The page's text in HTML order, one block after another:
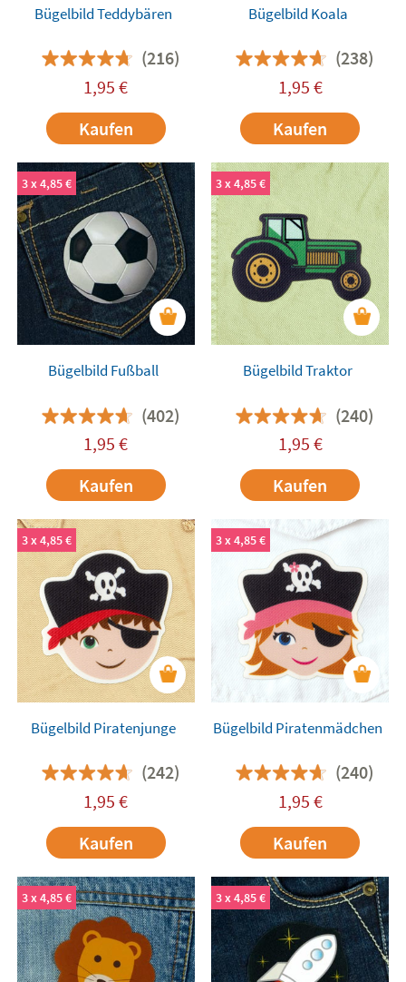
Bügelbild Teddybären
(216)
1,95 €
Kaufen
Bügelbild Koala
(238)
1,95 €
Kaufen
3 x 4,85 €
Bügelbild Fußball
(402)
1,95 €
Kaufen
3 x 4,85 €
Bügelbild Traktor
(240)
1,95 €
Kaufen
3 x 4,85 €
Bügelbild Piratenjunge
(242)
1,95 €
Kaufen
3 x 4,85 €
Bügelbild Piratenmädchen
(240)
1,95 €
Kaufen
3 x 4,85 € 3 x 4,85 €